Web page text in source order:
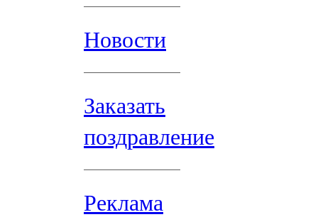
Новости
Заказать
поздравление
Реклама